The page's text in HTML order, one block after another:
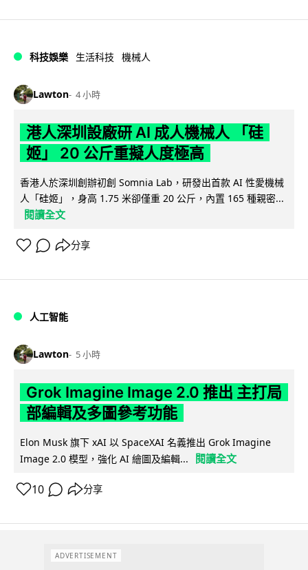
科技娛樂 生活科技 機械人
Lawton 4 小時
港人深圳設廠研 AI 成人機械人 「硅
姬」 20 公斤重擬人度極高
香港人於深圳創辦初創 Somnia Lab，研發出首款 AI 性愛機械
人「硅姬」，身高 1.75 米卻僅重 20 公斤，內置 165 種親密...
閱讀全文
分享
人工智能
Lawton 5 小時
Grok Imagine Image 2.0 推出 主打局
部編輯及多圖參考功能
Elon Musk 旗下 xAI 以 SpaceXAI 名義推出 Grok Imagine
Image 2.0 模型，強化 AI 繪圖及編輯...
閱讀全文
10 分享
ADVERTISEMENT